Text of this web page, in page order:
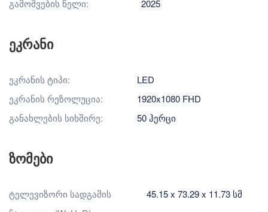
გამოშვების წელი: 2025
ეკრანი
ეკრანის ტიპი:
LED
ეკრანის რეზოლუცია:
1920x1080 FHD
განახლების სიხშირე:
50 ჰერცი
ზომები
ტელევიზორი სადგამის
45.15 x 73.29 x 11.73 სმ